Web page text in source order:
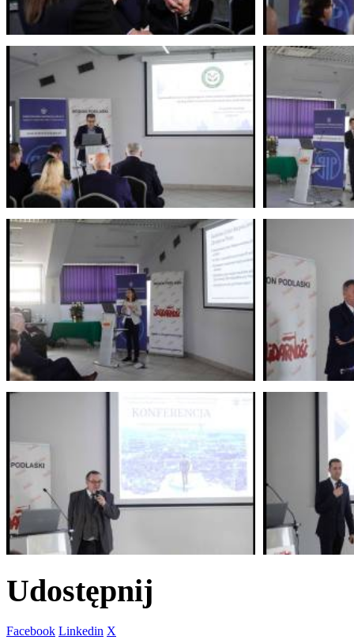
Udostępnij
Facebook Linkedin X